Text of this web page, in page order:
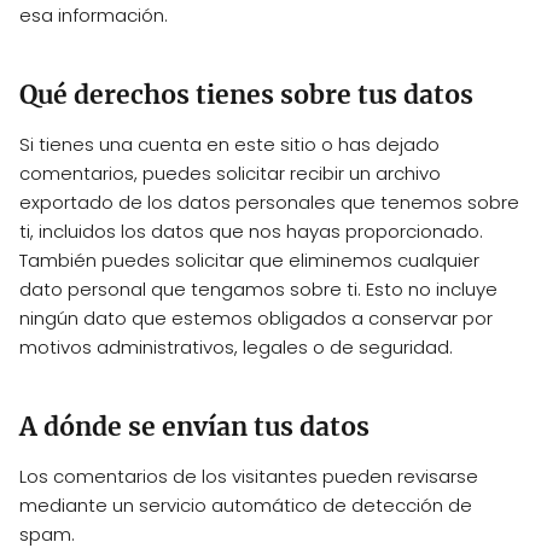
esa información.
Qué derechos tienes sobre tus datos
Si tienes una cuenta en este sitio o has dejado
comentarios, puedes solicitar recibir un archivo
exportado de los datos personales que tenemos sobre
ti, incluidos los datos que nos hayas proporcionado.
También puedes solicitar que eliminemos cualquier
dato personal que tengamos sobre ti. Esto no incluye
ningún dato que estemos obligados a conservar por
motivos administrativos, legales o de seguridad.
A dónde se envían tus datos
Los comentarios de los visitantes pueden revisarse
mediante un servicio automático de detección de
spam.